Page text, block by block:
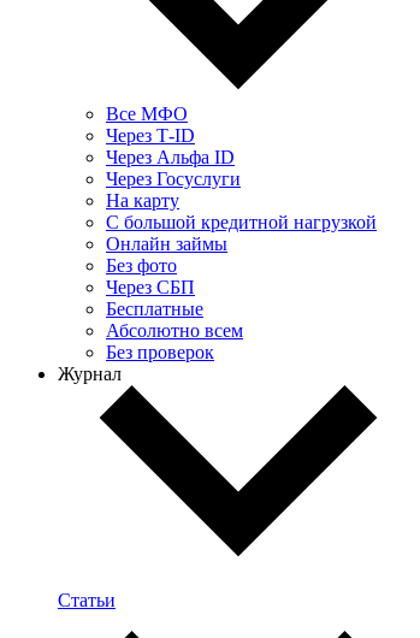
Все МФО
Через Т-ID
Через Альфа ID
Через Госуслуги
На карту
С большой кредитной нагрузкой
Онлайн займы
Без фото
Через СБП
Бесплатные
Абсолютно всем
Без проверок
Журнал
Статьи